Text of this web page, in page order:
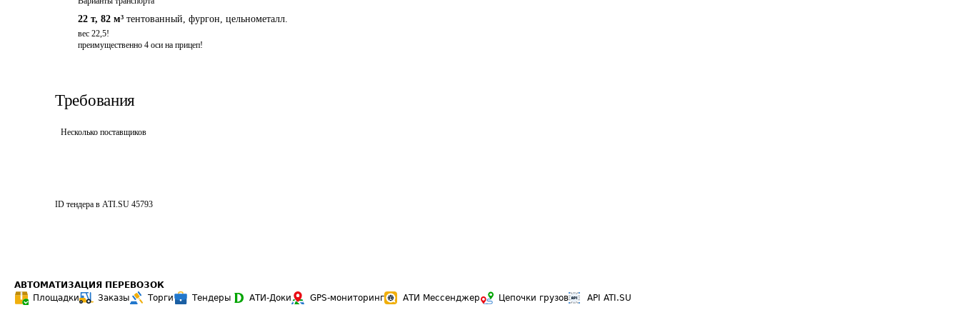
22 т, 82 м³ тентованный, фургон, цельнометалл.
вес 22,5!
преимущественно 4 оси на прицеп!
Требования
Несколько поставщиков
ID тендера в ATI.SU 45793
АВТОМАТИЗАЦИЯ ПЕРЕВОЗОК
Площадки
Заказы Торги Тендеры АТИ-Доки GPS-мониторинг АТИ Мессенджер Цепочки грузов API ATI.SU